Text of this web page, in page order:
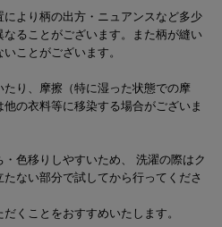
より柄の出方・ニュアンスなど多少
ることがございます。また柄が縫い
ことがございます。
り、摩擦（特に湿った状態での摩
の衣料等に移染する場合がございま
色移りしやすいため、 洗濯の際はク
ない部分で試してから行ってくださ
くことをおすすめいたします。